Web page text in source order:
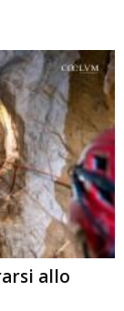
allo